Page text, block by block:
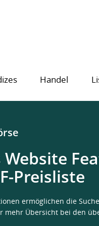
Handel
Website
Preisliste
ermöglichen die
mehr Übersicht bei den